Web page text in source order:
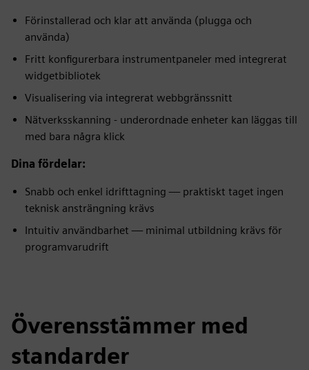
Förinstallerad och klar att använda (plugga och
använda)
Fritt konfigurerbara instrumentpaneler med integrerat
widgetbibliotek
Visualisering via integrerat webbgränssnitt
Nätverksskanning - underordnade enheter kan läggas till
med bara några klick
Dina fördelar:
Snabb och enkel idrifttagning — praktiskt taget ingen
teknisk ansträngning krävs
Intuitiv användbarhet — minimal utbildning krävs för
programvarudrift
Överensstämmer med
standarder